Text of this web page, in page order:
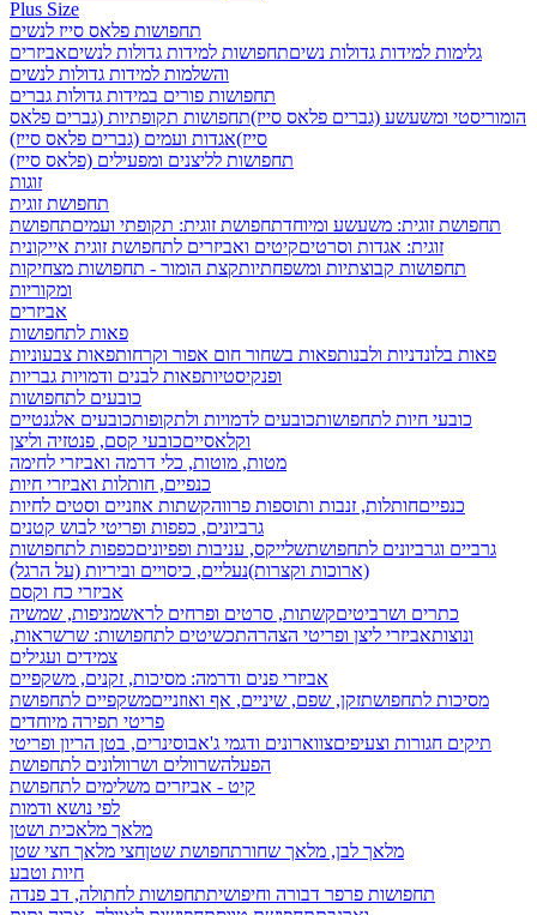
Plus Size
תחפושות פלאס סייז לנשים
גלימות למידות גדולות נשיםתחפושות למידות גדולות לנשיםאביזרים
והשלמות למידות גדולות לנשים
תחפושות פורים במידות גדולות גברים
הומוריסטי ומשעשע (גברים פלאס סייז)תחפושות תקופתיות (גברים פלאס
סייז)אגדות ועמים (גברים פלאס סייז)
תחפושות לליצנים ומפעילים (פלאס סייז)
זוגות
תחפושת זוגית
תחפושת זוגית: משעשע ומיוחדתחפושת זוגית: תקופתי ועמיםתחפושת
זוגית: אגדות וסרטיםקיטים ואביזרים לתחפושת זוגית אייקונית
תחפושות קבוצתיות ומשפחתיותקצת הומור - תחפושות מצחיקות
ומקוריות
אביזרים
פאות לתחפושות
פאות בלונדניות ולבנותפאות בשחור חום אפור וקרחותפאות צבעוניות
ופנקיסטיותפאות לבנים ודמויות גבריות
כובעים לתחפושות
כובעי חיות לתחפושותכובעים לדמויות ולתקופותכובעים אלגנטיים
וקלאסייםכובעי קסם, פנטזיה וליצן
מטות, מוטות, כלי דרמה ואביזרי לחימה
כנפיים, חותלות ואביזרי חיות
כנפייםחותלות, זנבות ותוספות פרווהקשתות אוזניים וסטים לחיות
גרביונים, כפפות ופריטי לבוש קטנים
גרביים וגרביונים לתחפושתשלייקס, עניבות ופפיוניםכפפות לתחפושות
(ארוכות וקצרות)נעליים, כיסויים וביריות (על הרגל)
אביזרי כח וקסם
כתרים ושרביטיםקשתות, סרטים ופרחים לראשמניפות, שמשיה
ונוצותאביזרי ליצן ופריטי הצהרהתכשיטים לתחפושות: שרשראות,
צמידים ועגילים
אביזרי פנים ודרמה: מסיכות, זקנים, משקפיים
מסיכות לתחפושתזקן, שפם, שיניים, אף ואוזנייםמשקפיים לתחפושת
פריטי תפירה מיוחדים
תיקים חגורות וצעיפיםצווארונים ודגמי ג'אבוסינרים, בטן הריון ופריטי
הפעלהשרוולים ושרוולונים לתחפושת
קיט - אביזרים משלימים לתחפושת
לפי נושא ודמות
מלאך מלאכית ושטן
מלאך לבן, מלאך שחורתחפושת שטןחצי מלאך חצי שטן
חיות וטבע
תחפושות פרפר דבורה וחיפושיתתחפושות לחתולה, דב פנדה